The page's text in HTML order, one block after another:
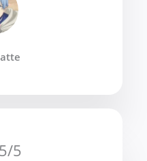
5/5